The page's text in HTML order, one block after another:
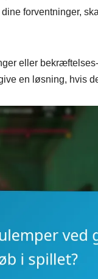
forventninger,
eller
en løsning, hvis